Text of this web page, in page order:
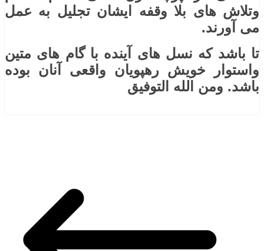
وتلاش های بلا وقفه ایشان تجلیل به عمل
می آورند.
تا باشد که نسل های آینده با گام های متین
واستوار خویش رهپویان واقعی آنان بوده
باشد. ومن الله التوفیق